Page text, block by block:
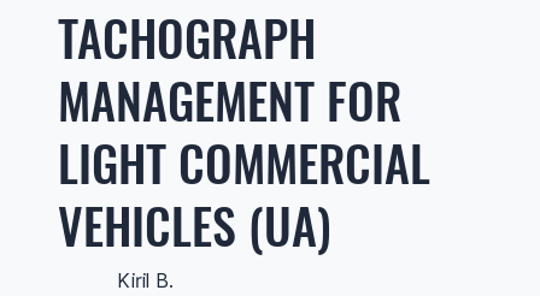
TACHOGRAPH
MANAGEMENT FOR
LIGHT COMMERCIAL
VEHICLES (UA)
Kiril B.